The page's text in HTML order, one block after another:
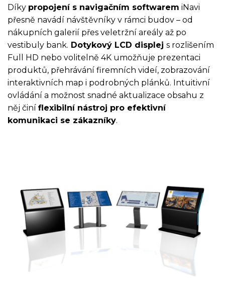
Díky propojení s navigačním softwarem iNavi
přesně navádí návštěvníky v rámci budov – od
nákupních galerií přes veletržní areály až po
vestibuly bank. Dotykový LCD displej s rozlišením
Full HD nebo volitelně 4K umožňuje prezentaci
produktů, přehrávání firemních videí, zobrazování
interaktivních map i podrobných plánků. Intuitivní
ovládání a možnost snadné aktualizace obsahu z
něj činí flexibilní nástroj pro efektivní
komunikaci se zákazníky.